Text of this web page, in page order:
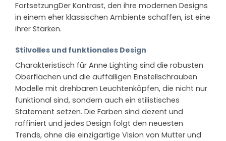
FortsetzungDer Kontrast, den ihre modernen Designs
in einem eher klassischen Ambiente schaffen, ist eine
ihrer Stärken.
Stilvolles und funktionales Design
Charakteristisch für Anne Lighting sind die robusten
Oberflächen und die auffälligen Einstellschrauben
Modelle mit drehbaren Leuchtenköpfen, die nicht nur
funktional sind, sondern auch ein stilistisches
Statement setzen. Die Farben sind dezent und
raffiniert und jedes Design folgt den neuesten
Trends, ohne die einzigartige Vision von Mutter und